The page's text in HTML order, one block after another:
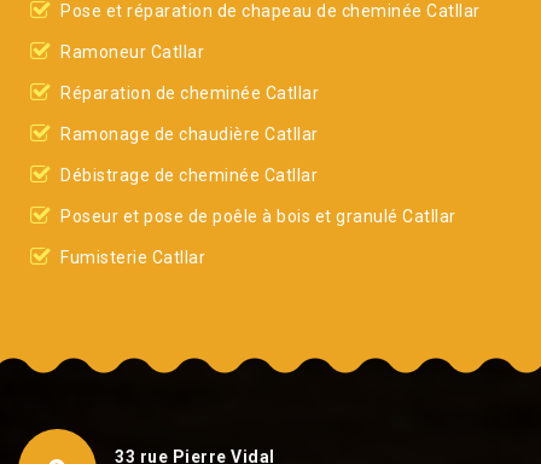
Pose et réparation de chapeau de cheminée Catllar
Ramoneur Catllar
Réparation de cheminée Catllar
Ramonage de chaudière Catllar
Débistrage de cheminée Catllar
Poseur et pose de poêle à bois et granulé Catllar
Fumisterie Catllar
33 rue Pierre Vidal